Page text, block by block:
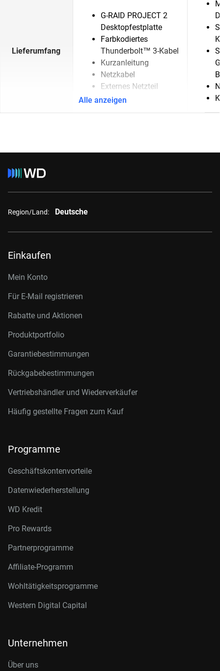
Lieferumfang
G-RAID PROJECT 2
Desktopfestplatte
Farbkodiertes
Thunderbolt™ 3-Kabel
Kurzanleitung
Netzkabel
Externes Netzteil
Alle anzeigen
Region/Land: Deutsche
Einkaufen
Mein Konto
Für E-Mail registrieren
Rabatte und Aktionen
Produktportfolio
Garantiebestimmungen
Rückgabebestimmungen
Vertriebshändler und Wiederverkäufer
Häufig gestellte Fragen zum Kauf
Programme
Geschäftskontenvorteile
Datenwiederherstellung
WD Kredit
Pro Rewards
Partnerprogramme
Affiliate-Programm
Wohltätigkeitsprogramme
Western Digital Capital
Unternehmen
Über uns